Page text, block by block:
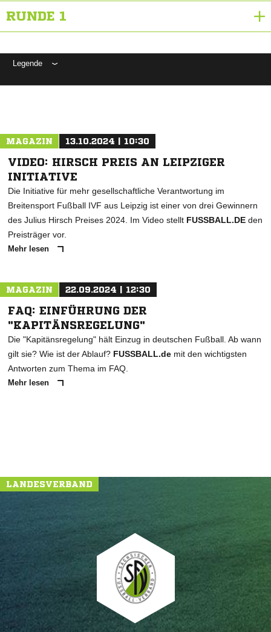
RUNDE 1
Legende
MAGAZIN 13.10.2024 | 10:30
VIDEO: HIRSCH PREIS AN LEIPZIGER
INITIATIVE
Die Initiative für mehr gesellschaftliche Verantwortung im
Breitensport Fußball IVF aus Leipzig ist einer von drei Gewinnern
des Julius Hirsch Preises 2024. Im Video stellt FUSSBALL.DE den
Preisträger vor.
Mehr lesen
MAGAZIN 22.09.2024 | 12:30
FAQ: EINFÜHRUNG DER
"KAPITÄNSREGELUNG"
Die "Kapitänsregelung" hält Einzug in deutschen Fußball. Ab wann
gilt sie? Wie ist der Ablauf? FUSSBALL.de mit den wichtigsten
Antworten zum Thema im FAQ.
Mehr lesen
LANDESVERBAND